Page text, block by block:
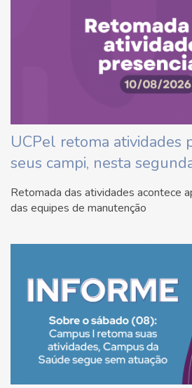
UCPel retoma atividades
seus campi, nesta
Retomada das atividades acontece
das equipes de manutenção